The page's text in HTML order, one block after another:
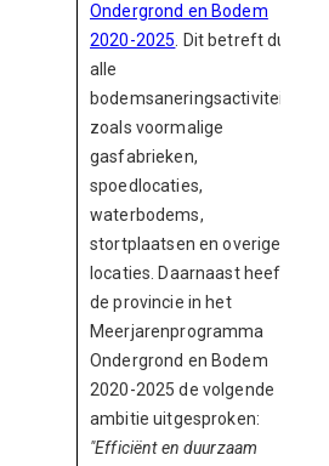
Ondergrond en Bodem
2020-2025 . Dit betreft dus
alle
bodemsaneringsactiviteiten
zoals voormalige
gasfabrieken,
spoedlocaties,
waterbodems,
stortplaatsen en overige
locaties. Daarnaast heeft
de provincie in het
Meerjarenprogramma
Ondergrond en Bodem
2020-2025 de volgende
ambitie uitgesproken:
"Efficiënt en duurzaam